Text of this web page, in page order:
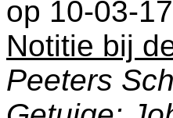
op 10-03-
Notitie bij
Peeters